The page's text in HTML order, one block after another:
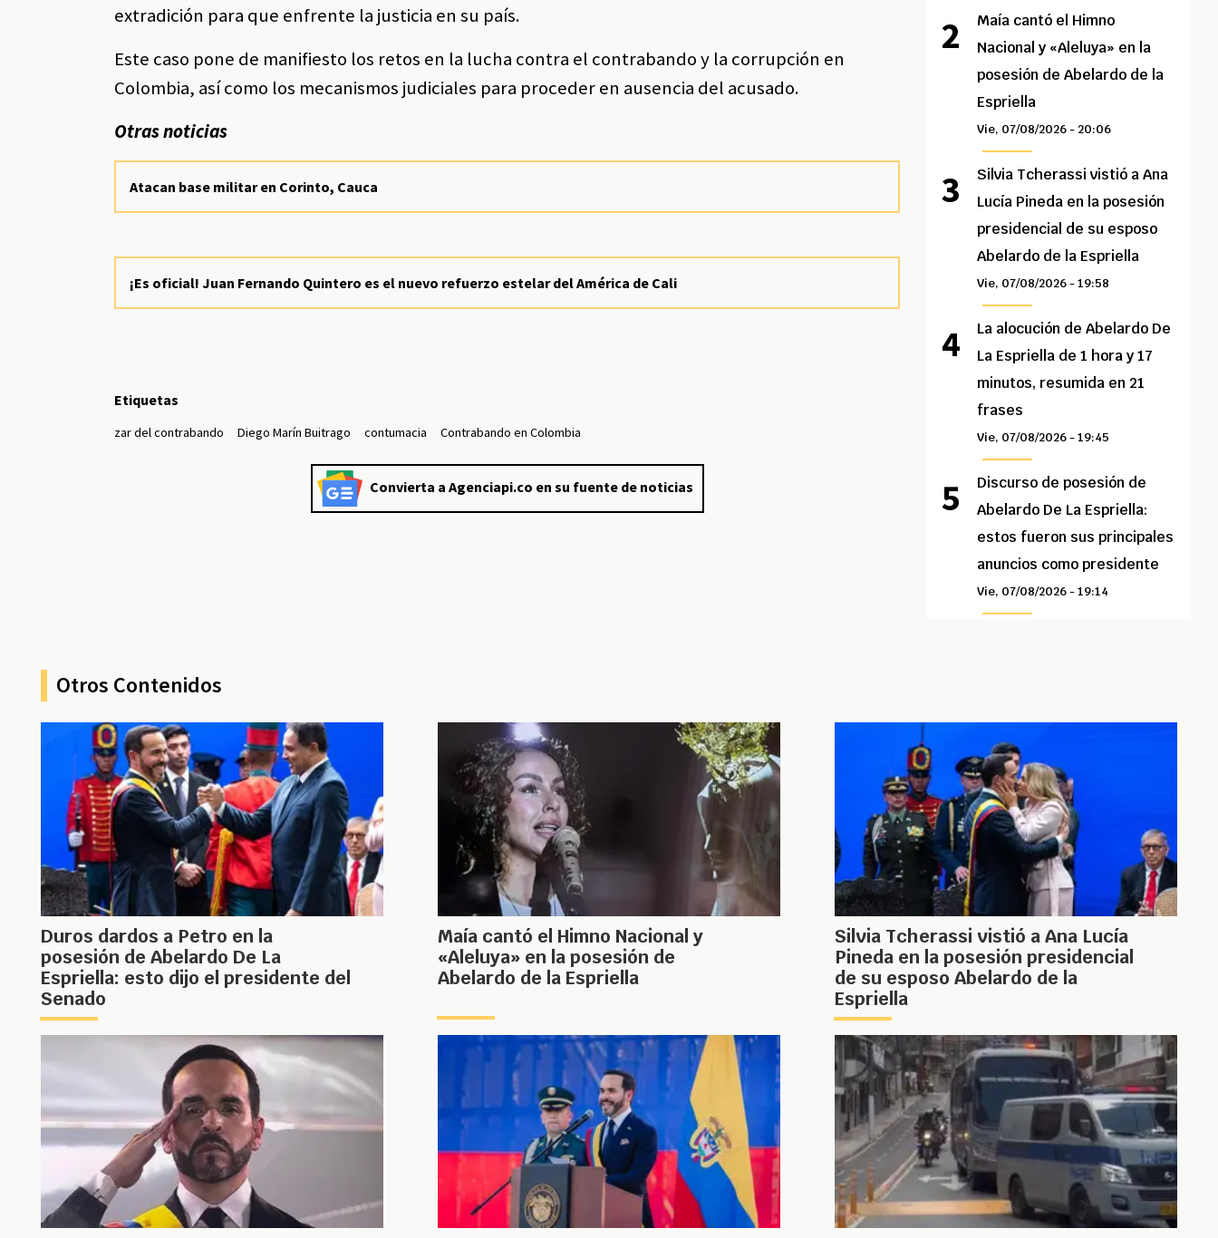
extradición para que enfrente la justicia en su país.
Este caso pone de manifiesto los retos en la lucha contra el contrabando y la corrupción en
Colombia, así como los mecanismos judiciales para proceder en ausencia del acusado.
Otras noticias
Atacan base militar en Corinto, Cauca
¡Es oficial! Juan Fernando Quintero es el nuevo refuerzo estelar del América de Cali
Etiquetas
zar del contrabando Diego Marín Buitrago contumacia Contrabando en Colombia
Convierta a Agenciapi.co en su fuente de noticias
Maía cantó el Himno
Nacional y «Aleluya» en la
posesión de Abelardo de la
Espriella
Vie, 07/08/2026 - 20:06
Silvia Tcherassi vistió a Ana
Lucía Pineda en la posesión
presidencial de su esposo
Abelardo de la Espriella
Vie, 07/08/2026 - 19:58
La alocución de Abelardo De
La Espriella de 1 hora y 17
minutos, resumida en 21
frases
Vie, 07/08/2026 - 19:45
Discurso de posesión de
Abelardo De La Espriella:
estos fueron sus principales
anuncios como presidente
Vie, 07/08/2026 - 19:14
Otros Contenidos
Duros dardos a Petro en la
posesión de Abelardo De La
Espriella: esto dijo el presidente del
Senado
Maía cantó el Himno Nacional y
«Aleluya» en la posesión de
Abelardo de la Espriella
Silvia Tcherassi vistió a Ana Lucía
Pineda en la posesión presidencial
de su esposo Abelardo de la
Espriella